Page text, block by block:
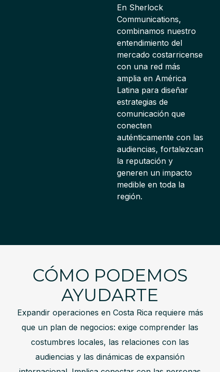
En Sherlock
Communications,
combinamos nuestro
entendimiento del
mercado costarricense
con una red más
amplia en América
Latina para diseñar
estrategias de
comunicación que
conecten
auténticamente con las
audiencias, fortalezcan
la reputación y
generen un impacto
medible en toda la
región.
CÓMO PODEMOS
AYUDARTE
Expandir operaciones en Costa Rica requiere más
que un plan de negocios: exige comprender las
costumbres locales, las relaciones con las
audiencias y las dinámicas de expansión